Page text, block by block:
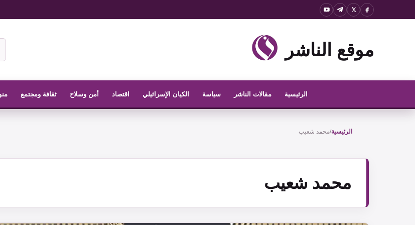
موقع الناشر
الرئيسية مقالات الناشر سياسة الكيان الإسرائيلي اقتصاد أمن وسلاح ثقافة ومجتمع
الرئيسية/محمد شعيب
محمد شعيب